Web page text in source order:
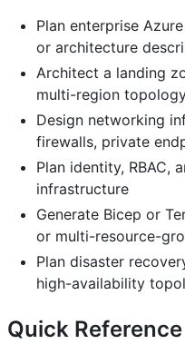
Plan enterprise
or architecture
Architect a landing
multi-region
Design networking
firewalls, private
Plan identity, RBAC,
infrastructure
Generate Bicep or
or multi-resource-
Plan disaster
high-availability
Quick Reference